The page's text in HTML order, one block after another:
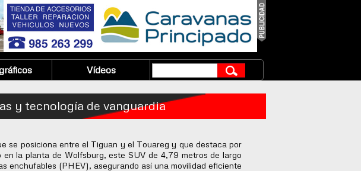
Vídeos
y tecnología de vanguardia
se posiciona entre el Tiguan y el Touareg y que destaca por
la planta de Wolfsburg, este SUV de 4,79 metros de largo
enchufables (PHEV), asegurando así una movilidad eficiente